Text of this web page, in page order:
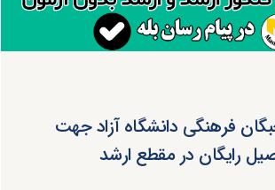
فرهنگی دانشگاه آزاد جهت
رایگان در مقطع ارشد